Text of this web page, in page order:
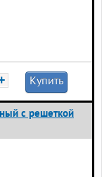
Купить
с решеткой